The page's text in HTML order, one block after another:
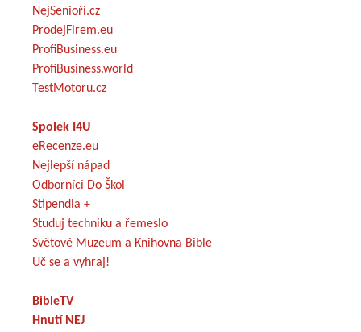
NejSenioři.cz
ProdejFirem.eu
ProfiBusiness.eu
ProfiBusiness.world
TestMotoru.cz
Spolek I4U
eRecenze.eu
Nejlepší nápad
Odborníci Do Škol
Stipendia +
Studuj techniku a řemeslo
Světové Muzeum a Knihovna Bible
Uč se a vyhraj!
BibleTV
Hnutí NEJ